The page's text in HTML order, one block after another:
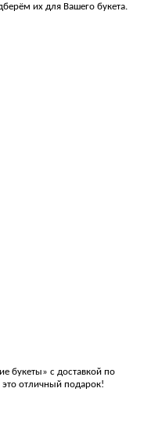
их для Вашего букета.
букеты» с доставкой по
отличный подарок!